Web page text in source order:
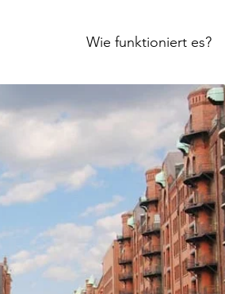
Wie funktioniert es?